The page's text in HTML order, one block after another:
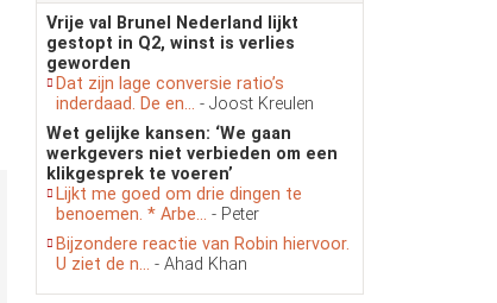
Vrije val Brunel Nederland lijkt
gestopt in Q2, winst is verlies
geworden
Dat zijn lage conversie ratio’s
inderdaad. De en... - Joost Kreulen
Wet gelijke kansen: ‘We gaan
werkgevers niet verbieden om een
klikgesprek te voeren’
Lijkt me goed om drie dingen te
benoemen. * Arbe... - Peter
Bijzondere reactie van Robin hiervoor.
U ziet de n... - Ahad Khan